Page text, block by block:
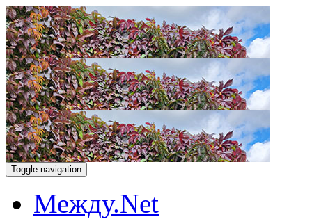
Toggle navigation
Между.Net